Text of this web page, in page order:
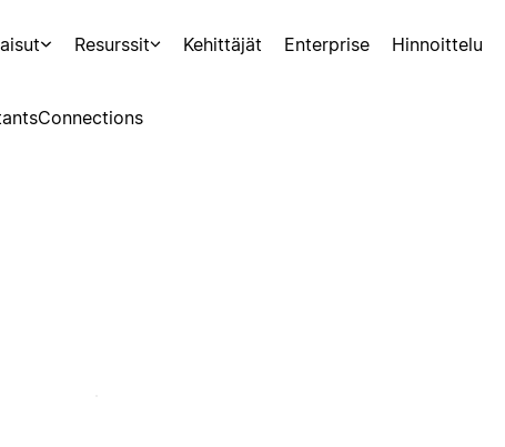
Resurssit Kehittäjät Enterprise Hinnoittelu
Connections